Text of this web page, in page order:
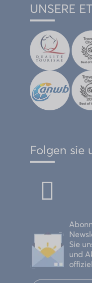
UNSERE
Folgen sie
Sie
und